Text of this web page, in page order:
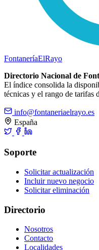
FontaneríaElRayo
Directorio Nacional de
El índice consolida la
técnicas y el rango de tarifas
info@fontaneriaelrayo.es
España
Soporte
Solicitar actualización
Incluir nuevo negocio
Solicitar eliminación
Directorio
Nosotros
Contacto
Localidades